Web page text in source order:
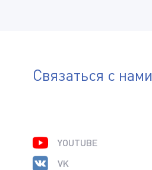
Связаться с нами
YOUTUBE
VK